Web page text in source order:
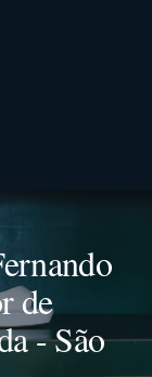
de
- São